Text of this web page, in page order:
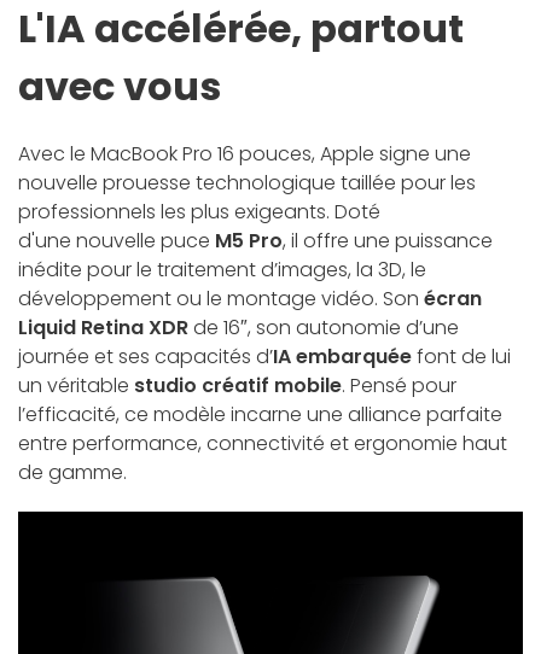
L'IA accélérée, partout
avec vous
Avec le MacBook Pro 16 pouces, Apple signe une
nouvelle prouesse technologique taillée pour les
professionnels les plus exigeants. Doté
d'une nouvelle puce M5 Pro, il offre une puissance
inédite pour le traitement d’images, la 3D, le
développement ou le montage vidéo. Son écran
Liquid Retina XDRde 16″, son autonomie d’une
journée et ses capacités d’IA embarquéefont de lui
un véritable studio créatif mobile. Pensé pour
l’efficacité, ce modèle incarne une alliance parfaite
entre performance, connectivité et ergonomie haut
de gamme.